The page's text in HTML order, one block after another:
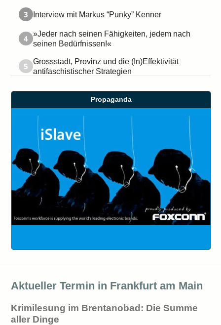
3 Interview mit Markus “Punky” Kenner
4
»Jeder nach seinen Fähigkeiten, jedem nach
seinen Bedürfnissen!«
5
Grossstadt, Provinz und die (In)Effektivität
antifaschistischer Strategien
Propaganda
Aktueller Termin in Frankfurt am Main
Krimilesung im Brentanobad: Die Summe
aller Dinge